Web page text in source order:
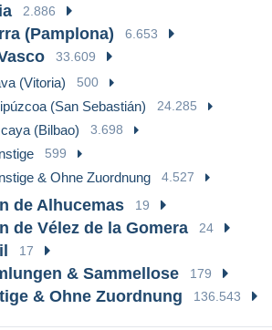
2.886
(Pamplona) 6.653
33.609
(Vitoria) 500
(San Sebastián) 24.285
(Bilbao) 3.698
599
& Ohne Zuordnung 4.527
de Alhucemas 19
de Vélez de la Gomera 24
17
& Sammellose 179
& Ohne Zuordnung 136.543